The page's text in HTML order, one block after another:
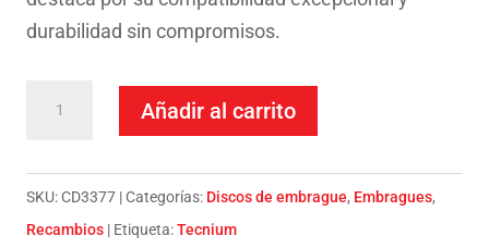
durabilidad sin compromisos.
TECNIUM
Hyosung
Añadir al carrito
SKU:CD3377 Categorías: Discos de embrague, Embragues,
Recambios
Etiqueta:Tecnium